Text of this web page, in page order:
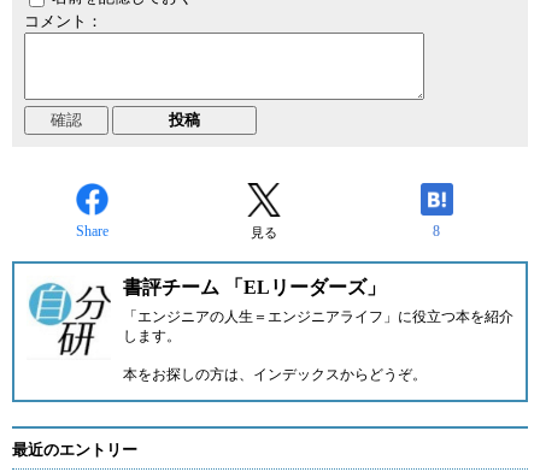
コメント：
Share 見る 8
書評チーム 「ELリーダーズ」
「エンジニアの人生＝エンジニアライフ」に役立つ本を紹介
します。
本をお探しの方は、 インデックスからどうぞ。
最近のエントリー